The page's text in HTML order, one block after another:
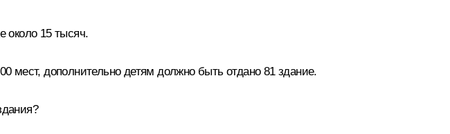
около 15 тысяч.
мест, дополнительно детям должно быть отдано 81 здание.